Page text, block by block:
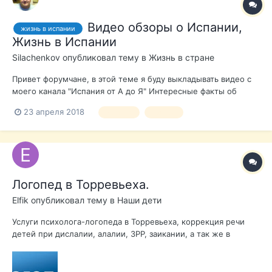
жизнь в испании
Видео обзоры о Испании,
Жизнь в Испании
Silachenkov опубликовал тему в Жизнь в стране
Привет форумчане, в этой теме я буду выкладывать видео с
моего канала "Испания от А до Я" Интересные факты об
приятного просмотра!
23 апреля 2018
Логопед в Торревьеха.
Elfik опубликовал тему в Наши дети
Услуги психолога-логопеда в Торревьеха, коррекция речи
детей при дислалии, алалии, ЗРР, заикании, а так же в